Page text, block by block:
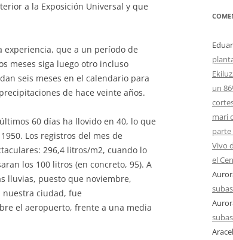
a la Exposición Universal y que
experiencia, que a un período de
meses siga luego otro incluso
seis meses en el calendario para
de hace veinte años.
60 días ha llovido en 40, lo que
Los registros del mes de
296,4 litros/m2, cuando lo
los 100 litros (en concreto, 95). A
lluvias, puesto que noviembre,
nuestra ciudad, fue
el aeropuerto, frente a una media
un
mari
parte
Vivo
el